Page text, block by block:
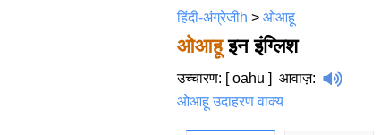
हिंदी-अंग्रेजीh > ओआहू
ओआहूइन इंग्लिश
उच्चारण: [ oahu ] आवाज़:
ओआहू उदाहरण वाक्य